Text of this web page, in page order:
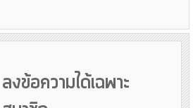
ลงข้อความได้เฉพาะ